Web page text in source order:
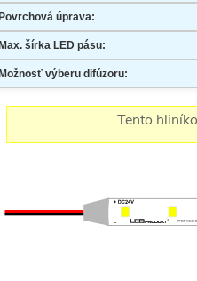
úprava:
šírka LED pásu:
výberu difúzoru:
Tento